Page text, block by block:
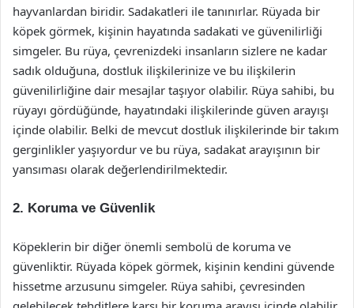
hayvanlardan biridir. Sadakatleri ile tanınırlar. Rüyada bir
köpek görmek, kişinin hayatında sadakati ve güvenilirliği
simgeler. Bu rüya, çevrenizdeki insanların sizlere ne kadar
sadık olduğuna, dostluk ilişkilerinize ve bu ilişkilerin
güvenilirliğine dair mesajlar taşıyor olabilir. Rüya sahibi, bu
rüyayı gördüğünde, hayatındaki ilişkilerinde güven arayışı
içinde olabilir. Belki de mevcut dostluk ilişkilerinde bir takım
gerginlikler yaşıyordur ve bu rüya, sadakat arayışının bir
yansıması olarak değerlendirilmektedir.
2. Koruma ve Güvenlik
Köpeklerin bir diğer önemli sembolü de koruma ve
güvenliktir. Rüyada köpek görmek, kişinin kendini güvende
hissetme arzusunu simgeler. Rüya sahibi, çevresinden